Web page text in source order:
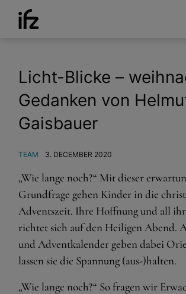
Licht-Blicke –
Gedanken von
Gaisbauer
TEAM 3. DECEMBER 2020
„Wie lange noch?“ Mit dieser
Grundfrage gehen Kinder in die
Adventszeit. Ihre Hoffnung und all
richtet sich auf den Heiligen Abend.
und Adventkalender geben dabei
lassen sie die Spannung (aus-)halten.
„Wie lange noch?“ So fragen wir